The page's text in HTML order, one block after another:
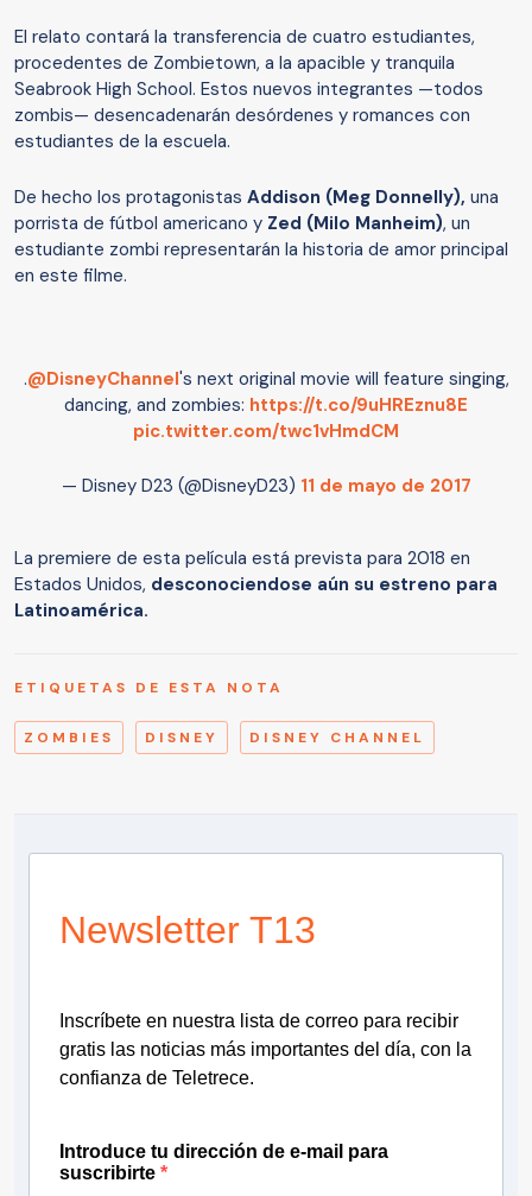
El relato contará la transferencia de cuatro estudiantes,
procedentes de Zombietown, a la apacible y tranquila
Seabrook High School. Estos nuevos integrantes —todos
zombis— desencadenarán desórdenes y romances con
estudiantes de la escuela.
De hecho los protagonistas Addison (Meg Donnelly), una
porrista de fútbol americano y Zed (Milo Manheim), un
estudiante zombi representarán la historia de amor principal
en este filme.
.@DisneyChannel's next original movie will feature singing,
dancing, and zombies: https://t.co/9uHREznu8E
pic.twitter.com/twc1vHmdCM
— Disney D23 (@DisneyD23) 11 de mayo de 2017
La premiere de esta película está prevista para 2018 en
Estados Unidos, desconociendose aún su estreno para
Latinoamérica.
ETIQUETAS DE ESTA NOTA
ZOMBIES DISNEY DISNEY CHANNEL
Newsletter T13
Inscríbete en nuestra lista de correo para recibir
gratis las noticias más importantes del día, con la
confianza de Teletrece.
Introduce tu dirección de e-mail para
suscribirte